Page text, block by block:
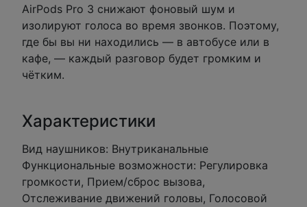
AirPods Pro 3 снижают фоновый шум и
изолируют голоса во время звонков. Поэтому,
где бы вы ни находились — в автобусе или в
кафе, — каждый разговор будет громким и
чётким.
Характеристики
Вид наушников: Внутриканальные
Функциональные возможности: Регулировка
громкости, Прием/сброс вызова,
Отслеживание движений головы, Голосовой